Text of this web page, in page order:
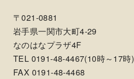
〒021-0881
岩手県一関市大町4-29
なのはなプラザ4F
TEL 0191-48-4467(10時～17時)
FAX 0191-48-4468